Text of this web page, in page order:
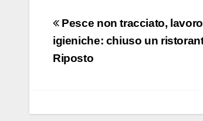
Navigazione
articoli
Pesce non tracciato,
igieniche: chiuso un
Riposto